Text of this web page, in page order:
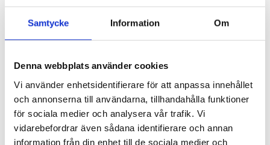
Samtycke Information Om
Denna webbplats använder cookies
Vi använder enhetsidentifierare för att anpassa innehållet
och annonserna till användarna, tillhandahålla funktioner
för sociala medier och analysera vår trafik. Vi
vidarebefordrar även sådana identifierare och annan
information från din enhet till de sociala medier och
LED STRIP ifrån Mila-LED
Dioder:SMD2835
Färgtemperatur(K): 2700K (Varmvit)
Spänningstyp: DC
Spänning (V): 12
IP-Klassning: IP65